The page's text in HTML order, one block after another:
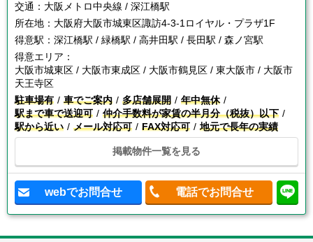
交通： 大阪メトロ中央線 / 深江橋駅
所在地： 大阪府大阪市城東区諏訪4-3-1ロイヤル・プラザ1F
得意駅： 深江橋駅 / 緑橋駅 / 高井田駅 / 長田駅 / 森ノ宮駅
得意エリア：
大阪市城東区 / 大阪市東成区 / 大阪市鶴見区 / 東大阪市 / 大阪市
天王寺区
駐車場有
車でご案内 多店舗展開
年中無休
駅まで車で送迎可
仲介手数料が家賃の半月分（税抜）以下
駅から近い
メール対応可 FAX対応可 地元で長年の実績
掲載物件一覧を見る
webでお問合せ 電話でお問合せ